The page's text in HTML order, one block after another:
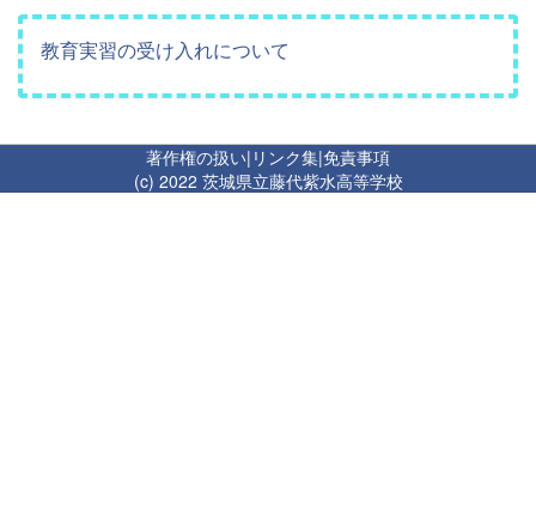
教育実習の受け入れについて
著作権の扱い| リンク集|免責事項
(c) 2022 茨城県立藤代紫水高等学校